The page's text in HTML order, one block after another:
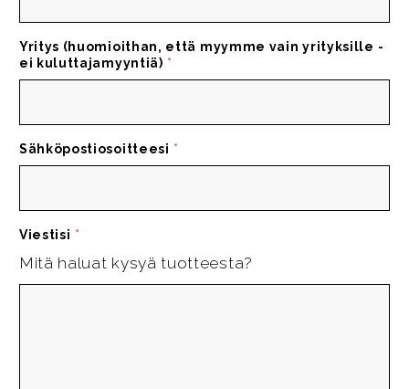
Yritys (huomioithan, että myymme vain yrityksille -
ei kuluttajamyyntiä) *
Sähköpostiosoitteesi *
Viestisi *
Mitä haluat kysyä tuotteesta?